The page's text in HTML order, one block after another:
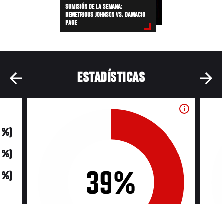
SUMISIÓN DE LA SEMANA:
DEMETRIOUS JOHNSON VS. DAMACIO
PAGE
ESTADÍSTICAS
39%